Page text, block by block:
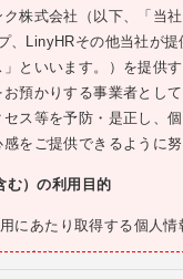
あります。
、親権者など法定代理
一社の法人が複数個の
れの契約について、申
します。
Ｌステップと連携した
アカウントとの連携を
株式会社（以下、「当
、LinyHRその他当社が
といいます。）を提供
預かりする事業者とし
ス等を予防・是正し、
をご提供できるように努
む）の利用目的
にあたり取得する個人情
ご連絡のため